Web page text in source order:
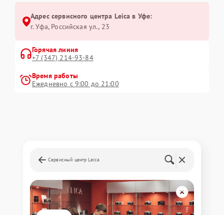
Адрес сервисного центра Leica в Уфе:
г. Уфа, Российская ул., 23
Горячая линия
+7 (347) 214-93-84
Время работы
Ежедневно с 9:00 до 21:00
Сервисный центр Leica